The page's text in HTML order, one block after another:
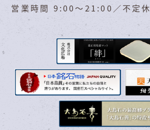
営業時間 9:00～21:00／不定休